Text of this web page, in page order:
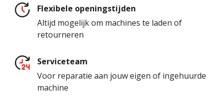
Flexibele openingstijden
Altijd mogelijk om machines te laden of
retourneren
Serviceteam
Voor reparatie aan jouw eigen of ingehuurde
machine